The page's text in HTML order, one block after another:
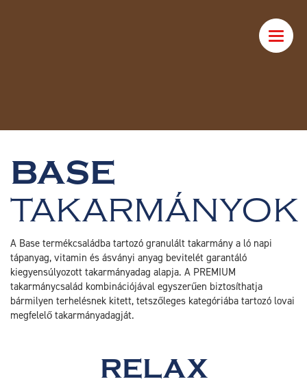
Toggle
BASE
TAKARMÁNYOK
A Base termékcsaládba tartozó granulált takarmány a ló napi
tápanyag, vitamin és ásványi anyag bevitelét garantáló
kiegyensúlyozott takarmányadag alapja. A PREMIUM
takarmánycsalád kombinációjával egyszerűen biztosíthatja
bármilyen terhelésnek kitett, tetszőleges kategóriába tartozó lovai
megfelelő takarmányadagját.
RELAX